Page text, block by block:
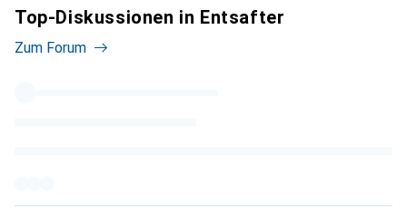
Top-Diskussionen in Entsafter
Zum Forum